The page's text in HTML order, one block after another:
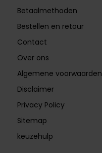
Betaalmethoden
Bestellen en retour
Contact
Over ons
Algemene voorwaarden
Disclaimer
Privacy Policy
Sitemap
keuzehulp